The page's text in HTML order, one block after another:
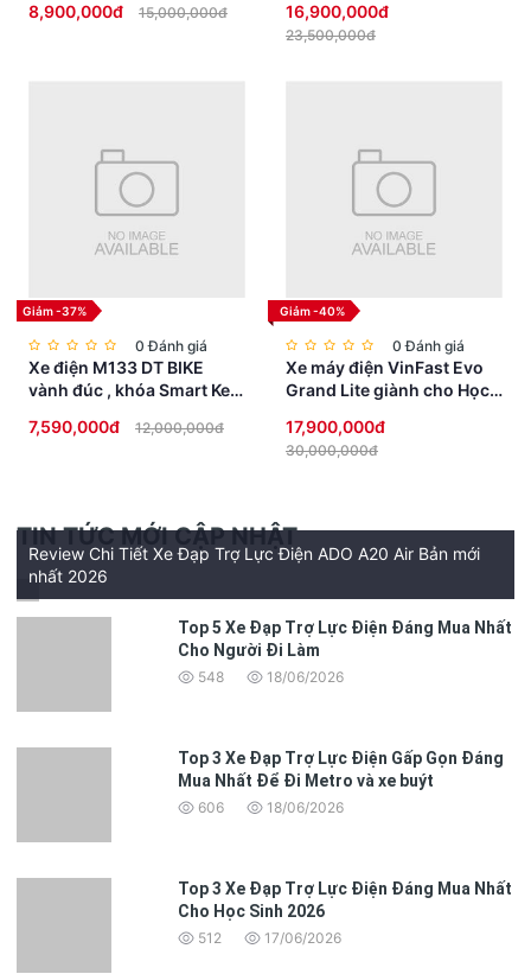
8,900,000đ
15,000,000đ 16,900,000đ
23,500,000đ
Giảm -37%
0 Đánh giá
Xe điện M133 DT BIKE
vành đúc , khóa Smart Key
cao cấp
7,590,000đ 12,000,000đ
Giảm -40%
0 Đánh giá
Xe máy điện VinFast Evo
Grand Lite giành cho Học
17,900,000đ
30,000,000đ
TIN TỨC MỚI CẬP NHẬT
Review Chi Tiết Xe Đạp Trợ Lực Điện ADO A20 Air Bản mới
nhất 2026
Top 5 Xe Đạp Trợ Lực Điện Đáng Mua Nhất
Cho Người Đi Làm
548 18/06/2026
Top 3 Xe Đạp Trợ Lực Điện Gấp Gọn Đáng
Mua Nhất Để Đi Metro và xe buýt
606 18/06/2026
Top 3 Xe Đạp Trợ Lực Điện Đáng Mua Nhất
Cho Học Sinh 2026
512 17/06/2026